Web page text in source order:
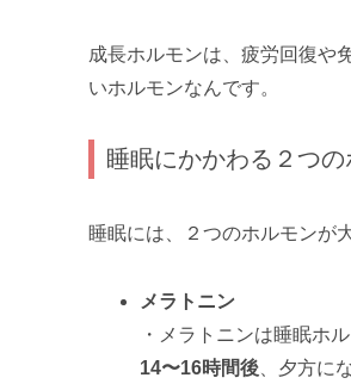
成長ホルモンは、疲労回復や
いホルモンなんです。
睡眠にかかわる２つ
睡眠には、２つのホルモンが
メラトニン
・メラトニンは睡眠ホ
14〜16時間後 、夕方に